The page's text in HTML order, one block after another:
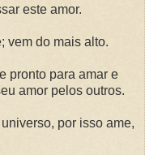
este amor.
vem do mais alto.
pronto para amar e
amor pelos outros.
por isso ame,